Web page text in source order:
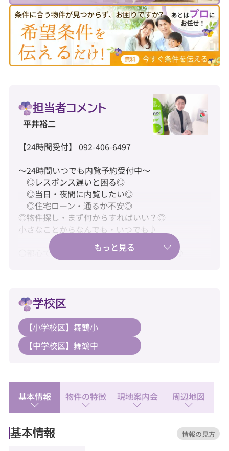
担当者コメント
平井裕二
【24時間受付】 092-406-6497
～24時間いつでも内覧予約受付中～
◎レスポンス遅いと困る◎
◎当日・夜間に内覧したい◎
◎住宅ローン・通るか不安◎
◎物件探し・まず何からすればいい？◎
小さなことからなんでも・いつでも♪
〇都心で広く暮らす、ワンランク上の2LDK♪
〇水回り新品交換済みで快適にご入居♪
【教育】
◆舞鶴小学校：徒歩11分
◆舞鶴中学校：徒歩11分
◆にしてつストアレガネットキュート赤坂店：徒歩
7分
◆サニー警固店：徒歩7分
学校区
【小学校区】舞鶴小
【中学校区】舞鶴中
基本情報 物件の特徴 現地案内会 周辺地図
基本情報 情報の見方